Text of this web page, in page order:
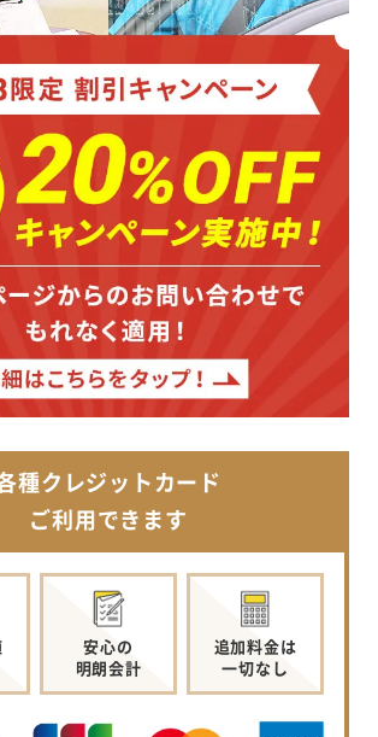
種クレジットカード
ご利用できます
安心の
明朗会計
追加料金は
一切なし